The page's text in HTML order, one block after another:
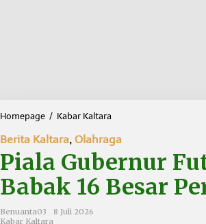
Homepage / Kabar Kaltara
a
a
G
u
Berita Kaltara, Olahraga
Piala Gubernur
Babak 16 Besar
Benuanta03
8 Juli 2026
Kabar Kaltara